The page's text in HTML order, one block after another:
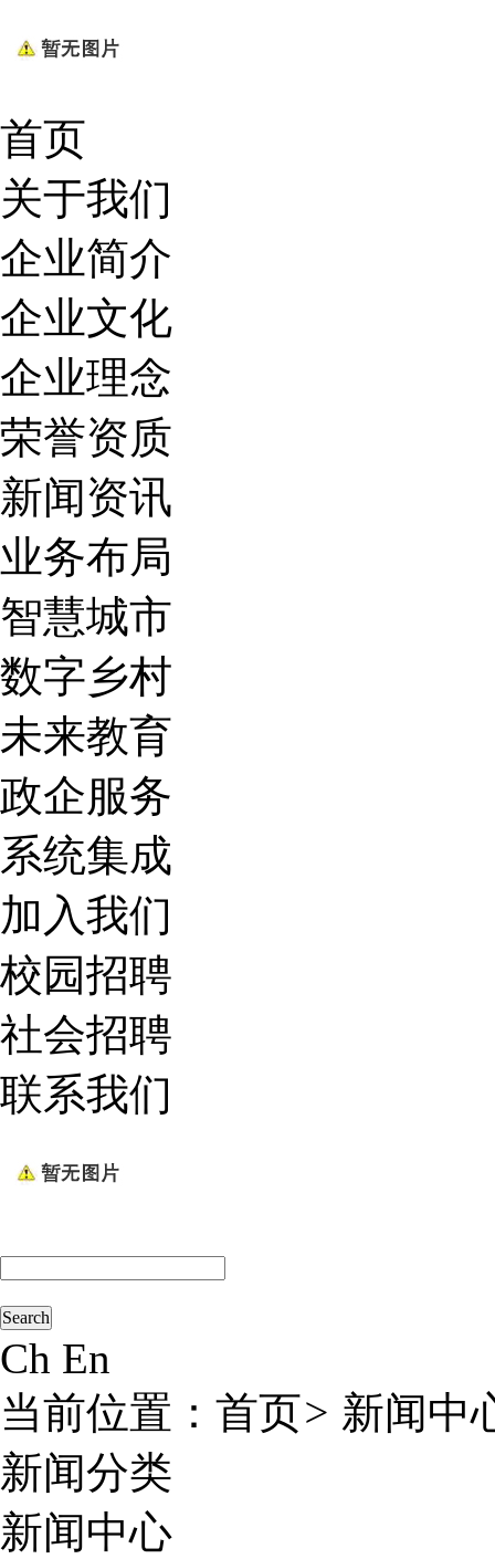
首页
关于我们
企业简介
企业文化
企业理念
荣誉资质
新闻资讯
业务布局
智慧城市
数字乡村
未来教育
政企服务
系统集成
加入我们
校园招聘
社会招聘
联系我们
Ch En
当前位置： 首页> 新闻中
新闻分类
新闻中心